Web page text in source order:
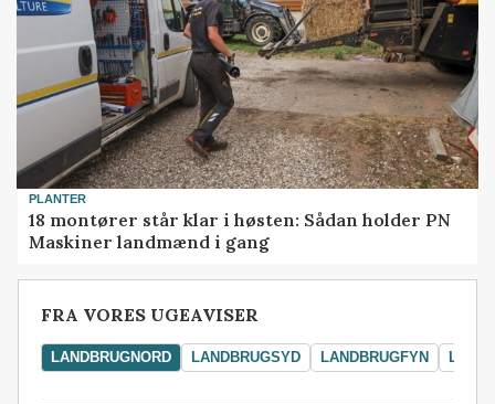
PLANTER
18 montører står klar i høsten: Sådan holder PN
Maskiner landmænd i gang
FRA VORES UGEAVISER
LANDBRUGNORD LANDBRUGSYD LANDBRUGFYN